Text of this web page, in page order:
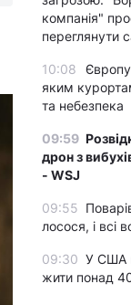
компанія"
переглянути
10:08
яким
та небезпека
09:59
дрон з
- WSJ
09:55
лосося, і всі
09:30 У США
жити понад